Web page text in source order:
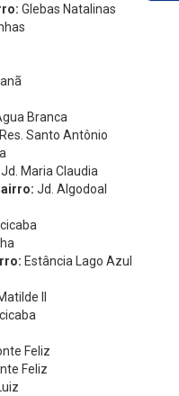
Glebas Natalinas
Branca
Santo Antônio
Jd. Maria Claudia
Jd. Algodoal
Estância Lago Azul
II
Feliz
Feliz